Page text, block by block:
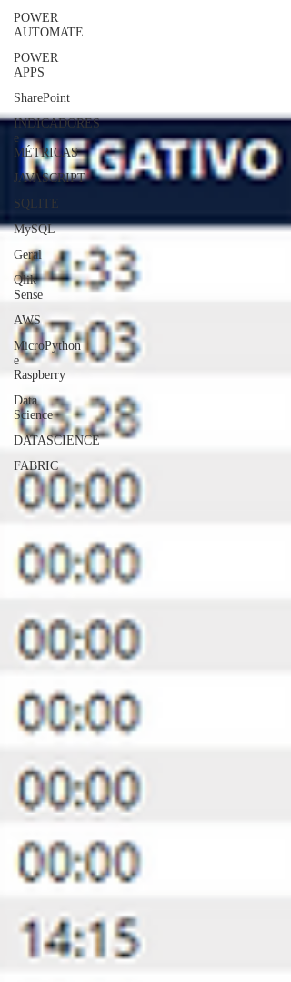
POWER
AUTOMATE
POWER
APPS
SharePoint
INDICADORES
e
MÉTRICAS
JAVASCRIPT
SQLITE
MySQL
Geral
Qlik
Sense
AWS
MicroPython
e
Raspberry
Data
Science
DATASCIENCE
FABRIC